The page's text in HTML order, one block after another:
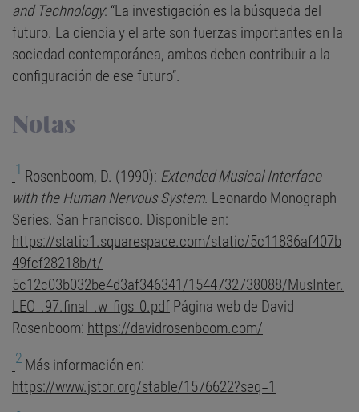
and Technology: “La investigación es la búsqueda del
futuro. La ciencia y el arte son fuerzas importantes en la
sociedad contemporánea, ambos deben contribuir a la
configuración de ese futuro”.
Notas
1 Rosenboom, D. (1990): Extended Musical Interface
with the Human Nervous System. Leonardo Monograph
Series. San Francisco. Disponible en:
https://static1.squarespace.com/static/5c11836af407b
49fcf28218b/t/
5c12c03b032be4d3af346341/1544732738088/MusInter.
LEO_.97.final_.w_figs_0.pdf Página web de David
Rosenboom: https://davidrosenboom.com/
2 Más información en:
https://www.jstor.org/stable/1576622?seq=1